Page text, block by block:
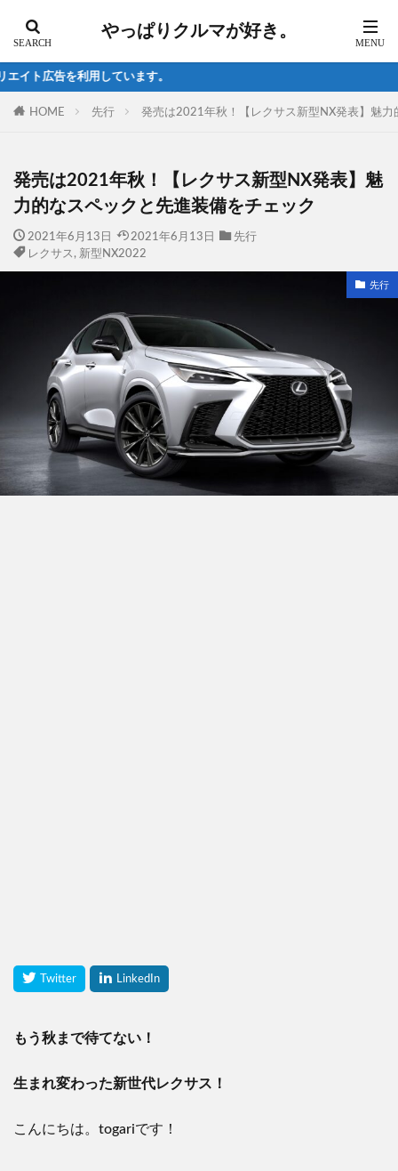
やっぱりクルマが好き。
す。
HOME 先行 発売は2021年秋！【レクサス新型NX発表】魅
発売は2021年秋！【レクサス新型NX発表】魅
力的なスペックと先進装備をチェック
2021年6月13日 2021年6月13日
先行
レクサス , 新型NX2022
先行
もう秋まで待てない！
生まれ変わった新世代レクサス！
こんにちは。togariです！